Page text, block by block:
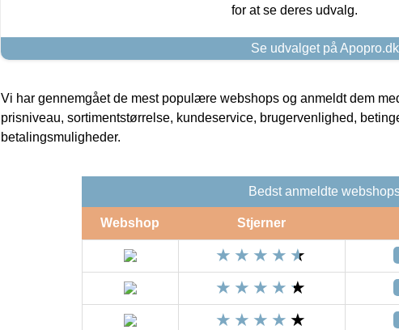
for at se deres udvalg.
Se udvalget på Apopro.dk
Vi har gennemgået de mest populære webshops og anmeldt dem
prisniveau, sortimentstørrelse, kundeservice, brugervenlighed,
betalingsmuligheder.
Bedst anmeldte
Webshop Stjerner